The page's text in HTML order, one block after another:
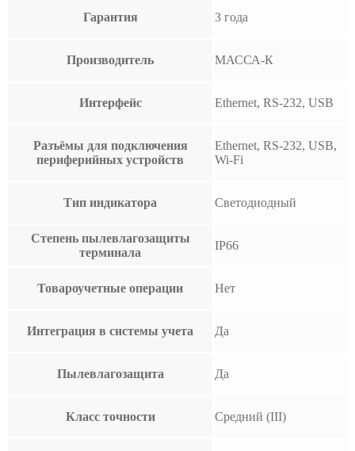
Гарантия 3 года
Производитель МАССА-К
Интерфейс Ethernet, RS-232, USB
Разъёмы для подключения
периферийных устройств
Ethernet, RS-232, USB,
Wi-Fi
Тип индикатора Светодиодный
Степень пылевлагозащиты
терминала
IP66
Товароучетные операции Нет
Интеграция в системы учета Да
Пылевлагозащита Да
Класс точности Средний (III)